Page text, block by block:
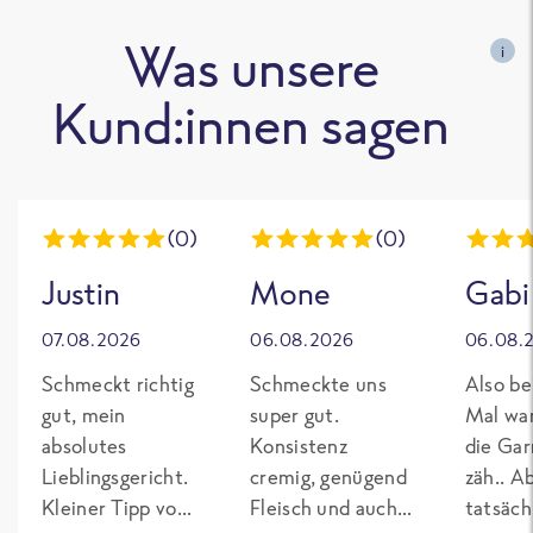
Was unsere
Kund:innen sagen
i
(0)
Justin
07.08.2026
Schmeckt richtig
gut, mein
absolutes
Lieblingsgericht.
Kleiner Tipp von
(0)
Mone
06.08.2026
Schmeckte uns
super gut.
Konsistenz
cremig, genügend
Fleisch und auch
Gabi
Also
Mal
die
zäh..